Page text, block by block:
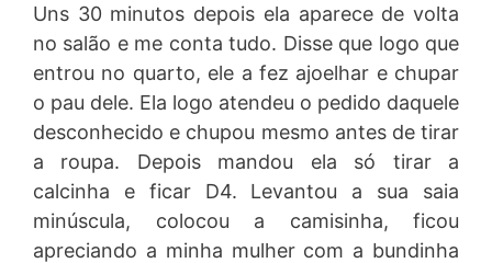
Uns 30 minutos depois ela aparece de volta
no salão e me conta tudo. Disse que logo que
entrou no quarto, ele a fez ajoelhar e chupar
o pau dele. Ela logo atendeu o pedido daquele
desconhecido e chupou mesmo antes de tirar
a roupa. Depois mandou ela só tirar a
calcinha e ficar D4. Levantou a sua saia
minúscula, colocou a camisinha, ficou
apreciando a minha mulher com a bundinha